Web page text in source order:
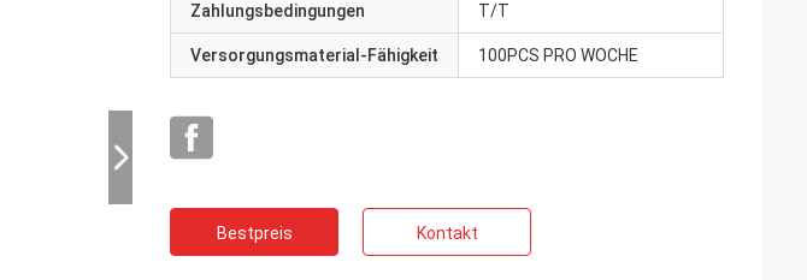
Zahlungsbedingungen T/T
Versorgungsmaterial-Fähigkeit 100PCS PRO WOCHE
Bestpreis Kontakt